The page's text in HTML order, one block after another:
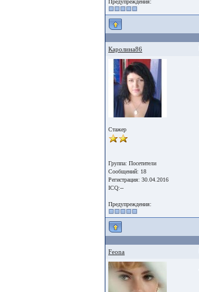
Предупреждения:
Каролина86
Стажер
Группа: Посетители
Сообщений: 18
Регистрация: 30.04.2016
ICQ:--
Предупреждения:
Feona